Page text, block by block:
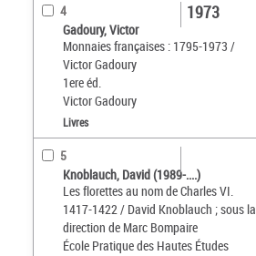
4
Gadoury, Victor
Monnaies françaises : 1795-1973 /
Victor Gadoury
1ere éd.
Victor Gadoury
1973
Livres
5
Knoblauch, David (1989-....)
Les florettes au nom de Charles VI.
1417-1422 / David Knoblauch ; sous la
direction de Marc Bompaire
École Pratique des Hautes Études